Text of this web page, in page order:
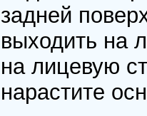
задней
выходить на
на лицевую
нарастите